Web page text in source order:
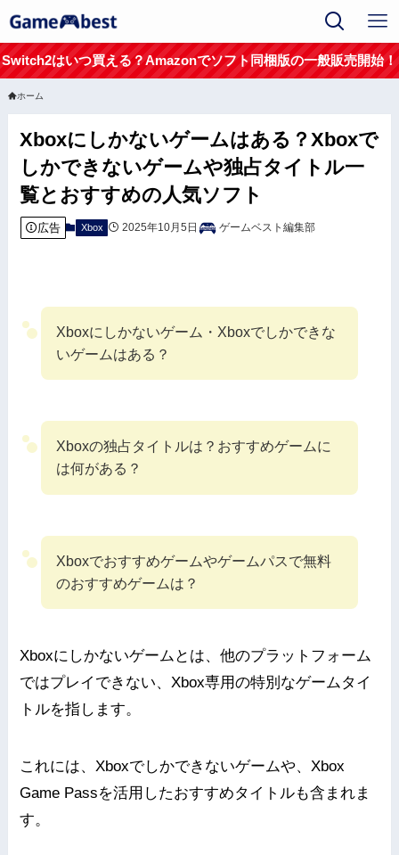
Switch2はいつ買える？Amazonでソフト同梱版の一般販売開始！
ホーム
Xboxにしかないゲームはある？Xboxで
しかできないゲームや独占タイトル一
覧とおすすめの人気ソフト
広告 Xbox 2025年10月5日 ゲームベスト編集部
Xboxにしかないゲーム・Xboxでしかできな
いゲームはある？
Xboxの独占タイトルは？おすすめゲームに
は何がある？
Xboxでおすすめゲームやゲームパスで無料
のおすすめゲームは？
Xboxにしかないゲームとは、他のプラットフォーム
ではプレイできない、Xbox専用の特別なゲームタイ
トルを指します。
これには、Xboxでしかできないゲームや、Xbox
Game Passを活用したおすすめタイトルも含まれま
す。